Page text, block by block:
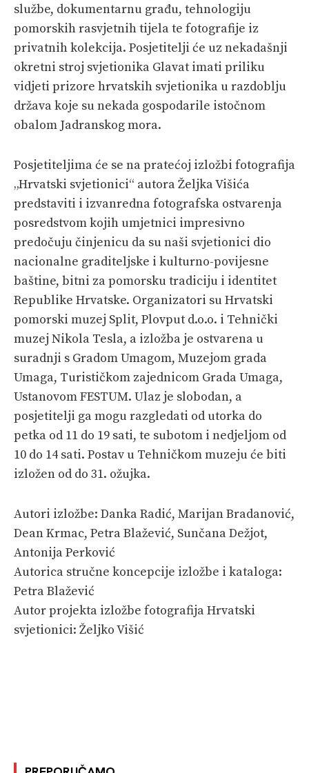
službe, dokumentarnu građu, tehnologiju
pomorskih rasvjetnih tijela te fotografije iz
privatnih kolekcija. Posjetitelji će uz nekadašnji
okretni stroj svjetionika Glavat imati priliku
vidjeti prizore hrvatskih svjetionika u razdoblju
država koje su nekada gospodarile istočnom
obalom Jadranskog mora.
Posjetiteljima će se na pratećoj izložbi fotografija
„Hrvatski svjetionici“ autora Željka Višića
predstaviti i izvanredna fotografska ostvarenja
posredstvom kojih umjetnici impresivno
predočuju činjenicu da su naši svjetionici dio
nacionalne graditeljske i kulturno-povijesne
baštine, bitni za pomorsku tradiciju i identitet
Republike Hrvatske. Organizatori su Hrvatski
pomorski muzej Split, Plovput d.o.o. i Tehnički
muzej Nikola Tesla, a izložba je ostvarena u
suradnji s Gradom Umagom, Muzejom grada
Umaga, Turističkom zajednicom Grada Umaga,
Ustanovom FESTUM. Ulaz je slobodan, a
posjetitelji ga mogu razgledati od utorka do
petka od 11 do 19 sati, te subotom i nedjeljom od
10 do 14 sati. Postav u Tehničkom muzeju će biti
izložen od do 31. ožujka.
Autori izložbe: Danka Radić, Marijan Bradanović,
Dean Krmac, Petra Blažević, Sunčana Dežjot,
Antonija Perković
Autorica stručne koncepcije izložbe i kataloga:
Petra Blažević
Autor projekta izložbe fotografija Hrvatski
svjetionici: Željko Višić